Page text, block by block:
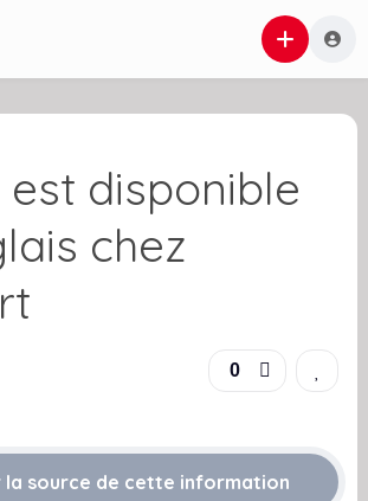
est disponible
chez
0
la source de cette information